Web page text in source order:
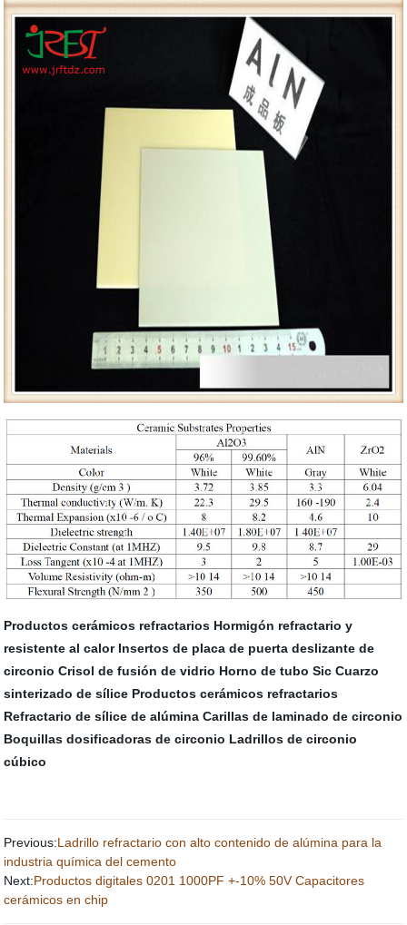
Productos cerámicos refractarios Hormigón refractario y
resistente al calor Insertos de placa de puerta deslizante de
circonio Crisol de fusión de vidrio Horno de tubo Sic Cuarzo
sinterizado de sílice Productos cerámicos refractarios
Refractario de sílice de alúmina Carillas de laminado de circonio
Boquillas dosificadoras de circonio Ladrillos de circonio
cúbico
Previous:Ladrillo refractario con alto contenido de alúmina para la
industria química del cemento
Next:Productos digitales 0201 1000PF +-10% 50V Capacitores
cerámicos en chip